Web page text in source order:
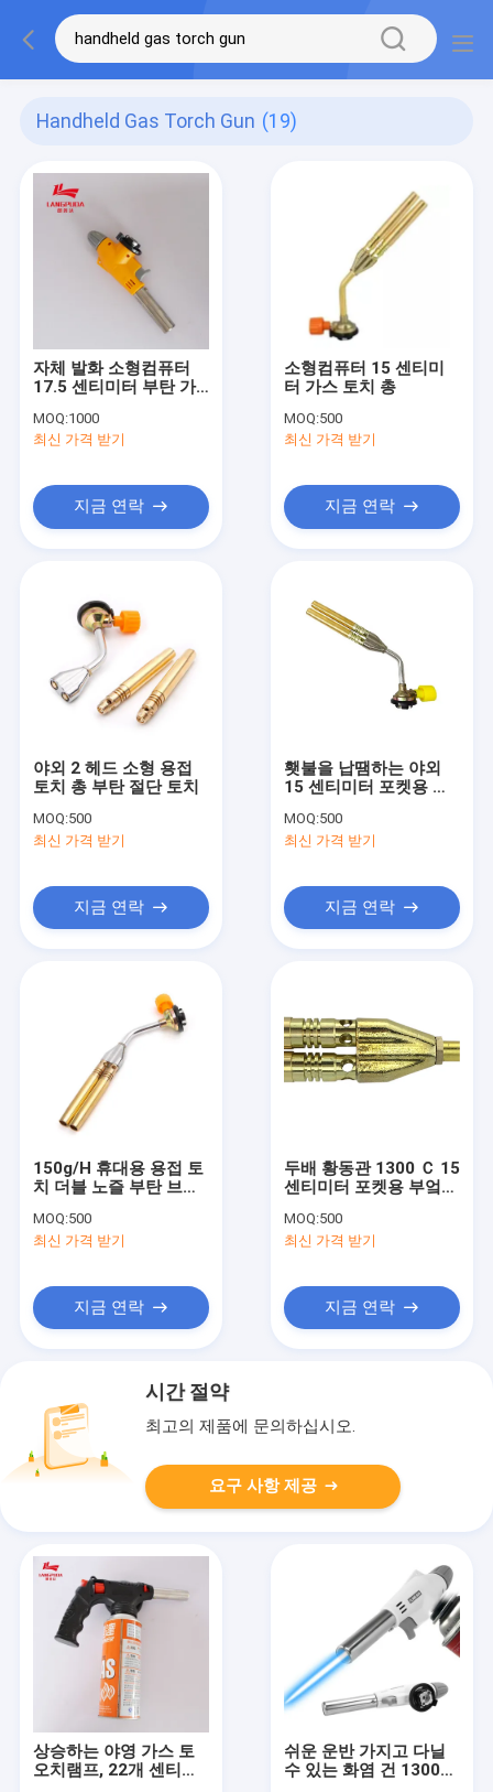
Handheld Gas Torch Gun (19)
자체 발화 소형컴퓨터
17.5 센티미터 부탄 가
MOQ:1000
최신 가격 받기
지금 연락
소형컴퓨터 15 센티미
터 가스 토치 총
MOQ:500
최신 가격 받기
지금 연락
야외 2 헤드 소형 용접
토치 총 부탄 절단 토치
MOQ:500
최신 가격 받기
지금 연락
횃불을 납땜하는 야외
15 센티미터 포켓용 용
MOQ:500
최신 가격 받기
지금 연락
150g/H 휴대용 용접 토
치 더블 노즐 부탄 브레
MOQ:500
최신 가격 받기
지금 연락
두배 황동관 1300 Ｃ 15
센티미터 포켓용 부엌
MOQ:500
최신 가격 받기
지금 연락
시간 절약
최고의 제품에 문의하십시오.
요구 사항 제공
상승하는 야영 가스 토
오치램프, 22개 센티미
쉬운 운반 가지고 다닐
수 있는 화염 건 1300C